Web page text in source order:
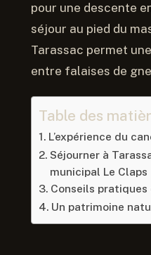
pour une descente
séjour au pied du
Tarassac permet
entre falaises de
Table des
L’expérience du
Séjourner à
municipal Le Claps
Conseils
Un patrimoine